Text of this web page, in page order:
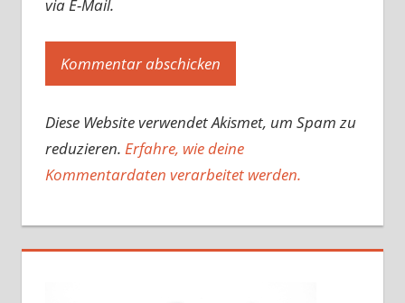
via E-Mail.
Diese Website verwendet Akismet, um Spam zu
reduzieren. Erfahre, wie deine
Kommentardaten verarbeitet werden.